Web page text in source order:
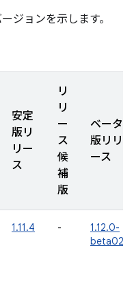
ジョンを示します。
安定
版リ
リー
ス
リ
リ
ー
ス
候
補
版
ベータ
版リリ
ース
1.11.4 -
1.12.0-
beta02